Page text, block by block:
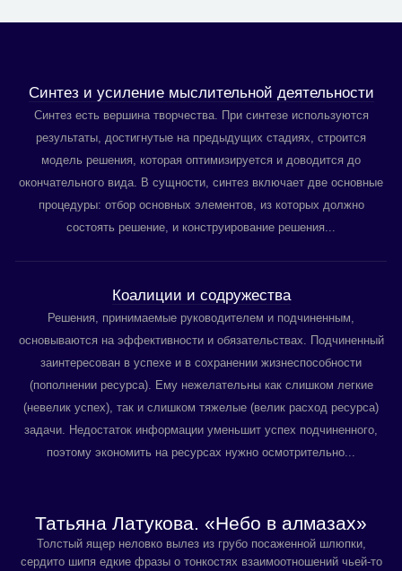
Синтез и усиление мыслительной деятельности
Синтез есть вершина творчества. При синтезе используются
результаты, достигнутые на предыдущих стадиях, строится
модель решения, которая оптимизируется и доводится до
окончательного вида. В сущности, синтез включает две основные
процедуры: отбор основных элементов, из которых должно
состоять решение, и конструирование решения...
Коалиции и содружества
Решения, принимаемые руководителем и подчиненным,
основываются на эффективности и обязательствах. Подчиненный
заинтересован в успехе и в сохранении жизнеспособности
(пополнении ресурса). Ему нежелательны как слишком легкие
(невелик успех), так и слишком тяжелые (велик расход ресурса)
задачи. Недостаток информации уменьшит успех подчиненного,
поэтому экономить на ресурсах нужно осмотрительно...
Татьяна Латукова. «Небо в алмазах»
Толстый ящер неловко вылез из грубо посаженной шлюпки,
сердито шипя едкие фразы о тонкостях взаимоотношений чьей-то